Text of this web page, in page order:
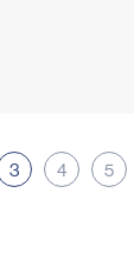
3 4 5